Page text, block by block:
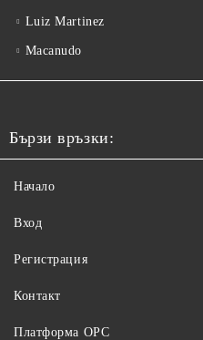
Luiz Martinez
Macanudo
Бързи връзки:
Начало
Вход
Регистрация
Контакт
Платформа ОРС